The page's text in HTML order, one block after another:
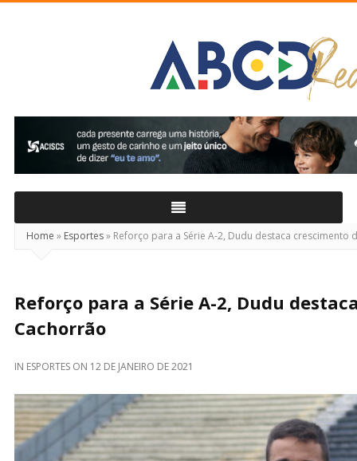
Home » Esportes» Reforço para a Série A-2, Dudu destaca crescimento
Reforço para a Série A-2, Dudu
Cachorrão
IN ESPORTES ON 12 DE JANEIRO DE 2021